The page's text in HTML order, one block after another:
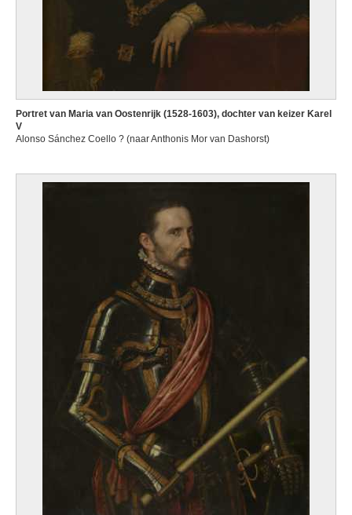
Portret van Maria van Oostenrijk (1528-1603), dochter van keizer Karel
V
Alonso Sánchez Coello ? (naar Anthonis Mor van Dashorst)